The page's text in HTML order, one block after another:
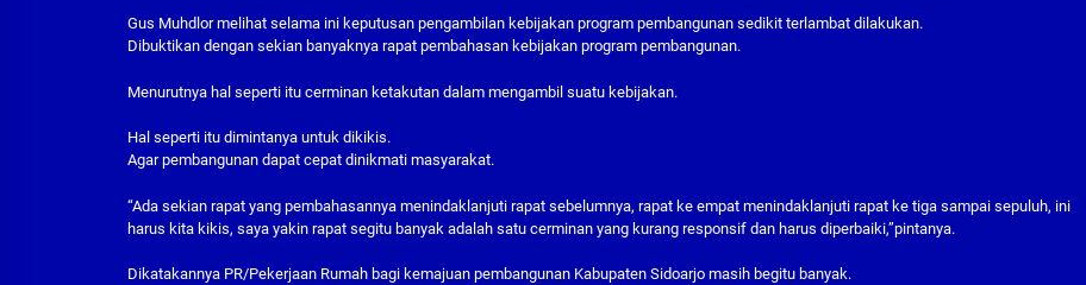
Gus Muhdlor melihat selama ini keputusan pengambilan kebijakan program pembangunan sedikit terlambat dilakukan.
Dibuktikan dengan sekian banyaknya rapat pembahasan kebijakan program pembangunan.
Menurutnya hal seperti itu cerminan ketakutan dalam mengambil suatu kebijakan.
Hal seperti itu dimintanya untuk dikikis.
Agar pembangunan dapat cepat dinikmati masyarakat.
“Ada sekian rapat yang pembahasannya menindaklanjuti rapat sebelumnya, rapat ke empat menindaklanjuti rapat ke tiga sampai sepuluh, ini
harus kita kikis, saya yakin rapat segitu banyak adalah satu cerminan yang kurang responsif dan harus diperbaiki,”pintanya.
Dikatakannya PR/Pekerjaan Rumah bagi kemajuan pembangunan Kabupaten Sidoarjo masih begitu banyak.